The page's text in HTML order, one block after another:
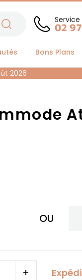
02
Bons Plans
2026
OU
+